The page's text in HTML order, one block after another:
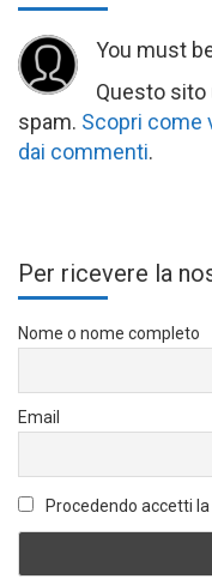
You must
Questo
spam. Scopri come
dai commenti.
Per ricevere la
Nome o nome completo
Email
Procedendo accetti